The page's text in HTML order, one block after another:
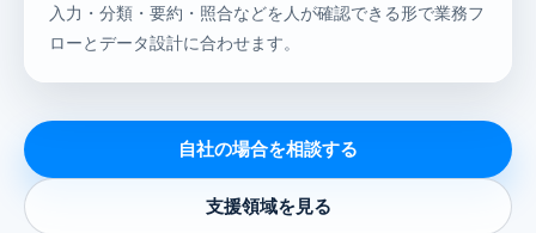
入力・分類・要約・照合などを人が確認できる形で業務フ
ローとデータ設計に合わせます。
自社の場合を相談する
支援領域を見る